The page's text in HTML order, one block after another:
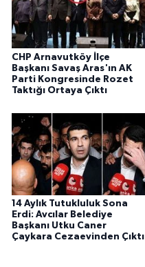
CHP Arnavutköy İlçe
Başkanı Savaş Aras'ın AK
Parti Kongresinde Rozet
Taktığı Ortaya Çıktı
14 Aylık Tutukluluk Sona
Erdi: Avcılar Belediye
Başkanı Utku Caner
Çaykara Cezaevinden Çıktı